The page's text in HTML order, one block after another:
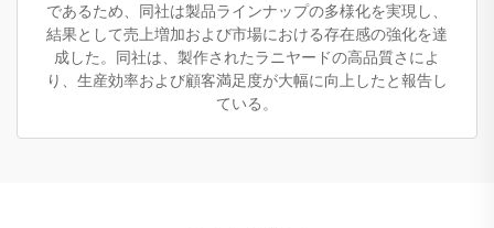
であるため、同社は製品ラインナップの多様化を実現し、
結果として売上増加および市場における存在感の強化を達
成した。同社は、製作されたラニヤードの高品質さによ
り、生産効率および顧客満足度が大幅に向上したと報告し
ている。